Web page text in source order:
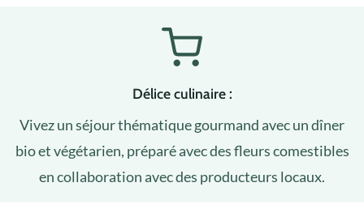
Délice culinaire :
Vivez un séjour thématique gourmand avec un dîner
bio et végétarien, préparé avec des fleurs comestibles
en collaboration avec des producteurs locaux.